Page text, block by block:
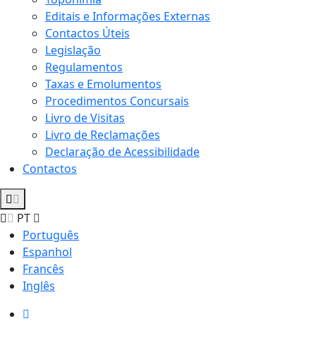
Editais e Informações Externas
Contactos Úteis
Legislação
Regulamentos
Taxas e Emolumentos
Procedimentos Concursais
Livro de Visitas
Livro de Reclamações
Declaração de Acessibilidade
Contactos
PT
Português
Espanhol
Francês
Inglês